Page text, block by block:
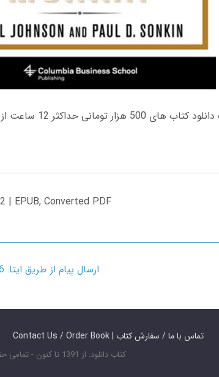
زمان تحویل کتاب های 600 هزار تومانی دانلود فوری از
| EPUB, Converted PDF
ارسال پیام از طریق ایتا: 09390588906
Contact Us / Order Book | تماس با ما / سفارش کتاب
کتاب دانلود: از 1391 تا کنون - تمامی حقوق محفوظ است